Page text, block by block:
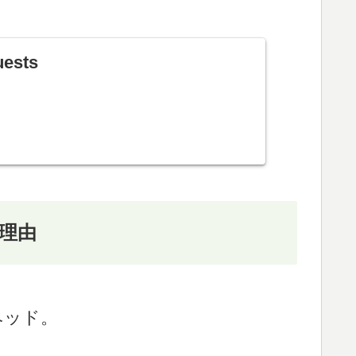
由
ド。